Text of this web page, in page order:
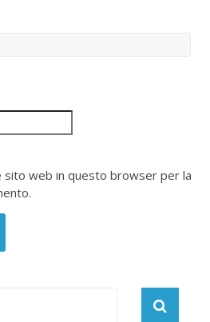
sito web in questo browser per la